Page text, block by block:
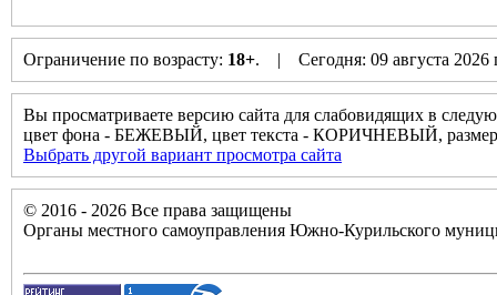
Ограничение по возрасту: 18+. | Сегодня: 09 августа
Вы просматриваете версию сайта для слабовидящих в
цвет фона - БЕЖЕВЫЙ, цвет текста - КОРИЧНЕВЫЙ,
Выбрать другой вариант просмотра сайта
© 2016 - 2026 Все права защищены
Органы местного самоуправления Южно-Курильского